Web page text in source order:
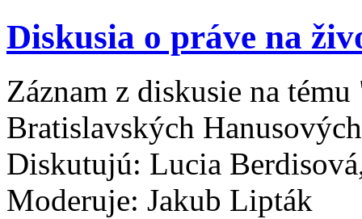
Diskusia o práve na
Záznam z diskusie na
Bratislavských
Diskutujú: Lucia
Moderuje: Jakub Lipták